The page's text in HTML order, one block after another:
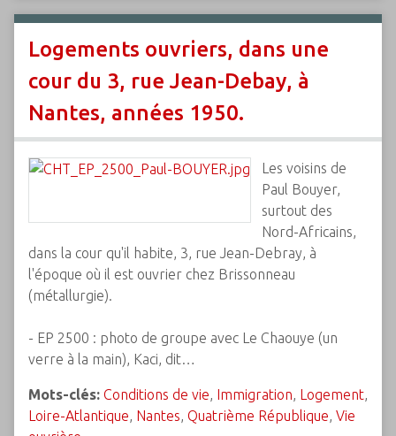
Logements ouvriers, dans une
cour du 3, rue Jean-Debay, à
Nantes, années 1950.
Les voisins de
Paul Bouyer,
surtout des
Nord-Africains,
dans la cour qu'il habite, 3, rue Jean-Debray, à
l'époque où il est ouvrier chez Brissonneau
(métallurgie).
- EP 2500 : photo de groupe avec Le Chaouye (un
verre à la main), Kaci, dit…
Mots-clés: Conditions de vie, Immigration, Logement,
Loire-Atlantique, Nantes, Quatrième République, Vie